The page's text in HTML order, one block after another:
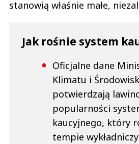
stanowią właśnie małe,
Jak rośnie system
Oficjalne dane
Klimatu i
potwierdzają
popularności
kaucyjnego, który
tempie